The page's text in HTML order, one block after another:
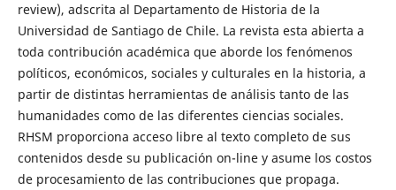
review), adscrita al Departamento de Historia de la
Universidad de Santiago de Chile. La revista esta abierta a
toda contribución académica que aborde los fenómenos
políticos, económicos, sociales y culturales en la historia, a
partir de distintas herramientas de análisis tanto de las
humanidades como de las diferentes ciencias sociales.
RHSM proporciona acceso libre al texto completo de sus
contenidos desde su publicación on-line y asume los costos
de procesamiento de las contribuciones que propaga.